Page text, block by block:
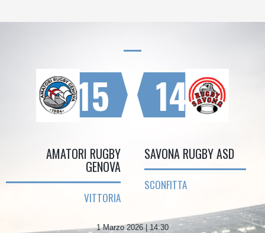
15
AMATORI RUGBY
GENOVA
VITTORIA
14
SAVONA RUGBY ASD
SCONFITTA
1 Marzo 2026 | 14:30